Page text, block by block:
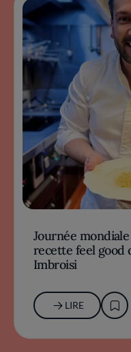
Journée
recette feel good
Imbroisi
LIRE